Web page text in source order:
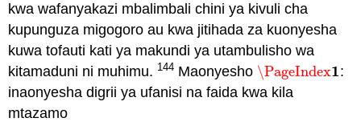
kwa wafanyakazi mbalimbali chini ya kivuli cha
kupunguza migogoro au kwa jitihada za kuonyesha
kuwa tofauti kati ya makundi ya utambulisho wa
kitamaduni ni muhimu. 144 Maonyesho \PageIndex1
\PageIndex1:
inaonyesha digrii ya ufanisi na faida kwa kila
mtazamo